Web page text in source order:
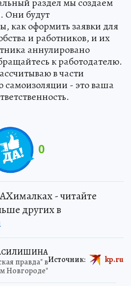
Они будут
как оформить заявки для
и работников, и их
аннулировано
к работодателю.
в части
самоизоляции - это ваша
0
- читайте
других в
правда" в
Новгороде"
Источник: kp.ru